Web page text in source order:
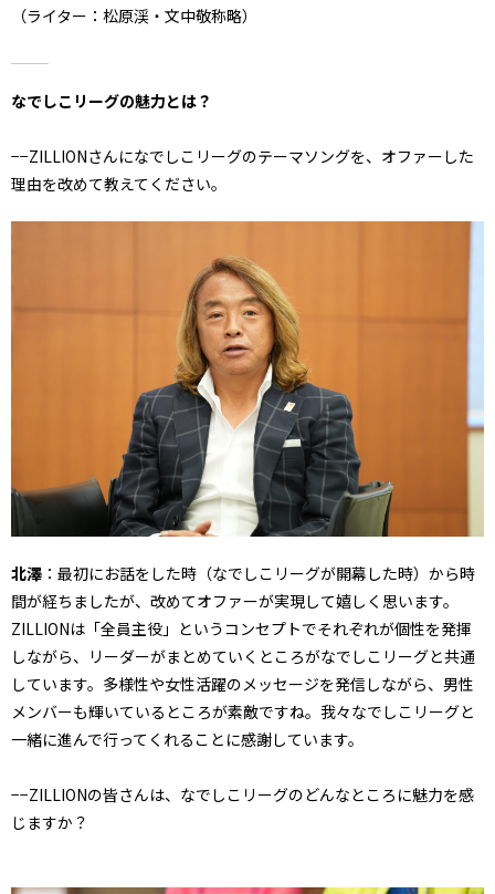
（ライター：松原渓・文中敬称略）
なでしこリーグの魅力とは？
−−ZILLIONさんになでしこリーグのテーマソングを、オファーした
理由を改めて教えてください。
北澤 ：最初にお話をした時（なでしこリーグが開幕した時）から時
間が経ちましたが、改めてオファーが実現して嬉しく思います。
ZILLIONは「全員主役」というコンセプトでそれぞれが個性を発揮
しながら、リーダーがまとめていくところがなでしこリーグと共通
しています。多様性や女性活躍のメッセージを発信しながら、男性
メンバーも輝いているところが素敵ですね。我々なでしこリーグと
一緒に進んで行ってくれることに感謝しています。
−−ZILLIONの皆さんは、なでしこリーグのどんなところに魅力を感
じますか？